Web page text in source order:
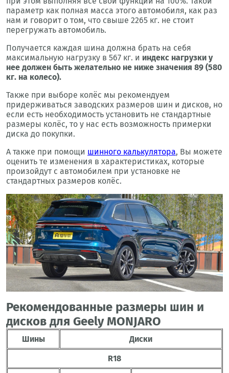
параметр как полная масса этого автомобиля, как раз
нам и говорит о том, что свыше 2265 кг. не стоит
перегружать автомобиль.
Получается каждая шина должна брать на себя
максимальную нагрузку в 567 кг. и индекс нагрузки у
нее должен быть желательно не ниже значения 89 (580
кг. на колесо).
Также при выборе колёс мы рекомендуем
придерживаться заводских размеров шин и дисков, но
если есть необходимость установить не стандартные
размеры колёс, то у нас есть возможность примерки
диска до покупки.
А также при помощи шинного калькулятора, Вы можете
оценить те изменения в характеристиках, которые
произойдут с автомобилем при установке не
стандартных размеров колёс.
Рекомендованные размеры шин и
дисков для Geely MONJARO
Шины
Диски
R18